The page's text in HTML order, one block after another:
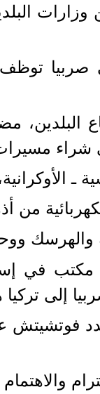
مسيرات
من
مكتب في
هذا العام